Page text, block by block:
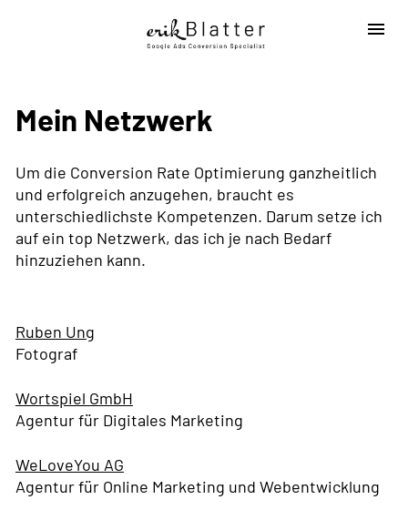
Mein Netzwerk
Um die Conversion Rate Optimierung ganzheitlich
und erfolgreich anzugehen, braucht es
unterschiedlichste Kompetenzen. Darum setze ich
auf ein top Netzwerk, das ich je nach Bedarf
hinzuziehen kann.
Ruben Ung
Fotograf
Wortspiel GmbH
Agentur für Digitales Marketing
WeLoveYou AG
Agentur für Online Marketing und Webentwicklung